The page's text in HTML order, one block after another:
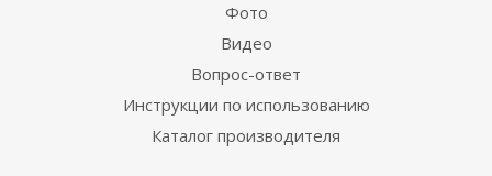
Фото
Видео
Вопрос-ответ
Инструкции по использованию
Каталог производителя